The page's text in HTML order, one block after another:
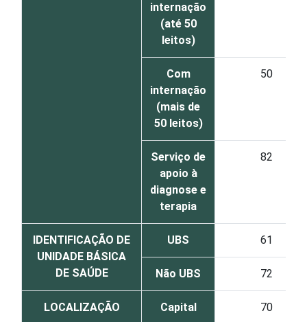
internação
(até 50
leitos)
Com
internação
(mais de
50 leitos)
50
Serviço de
apoio à
diagnose e
terapia
82
IDENTIFICAÇÃO DE
UNIDADE BÁSICA
DE SAÚDE
UBS 61
Não UBS 72
LOCALIZAÇÃO Capital 70